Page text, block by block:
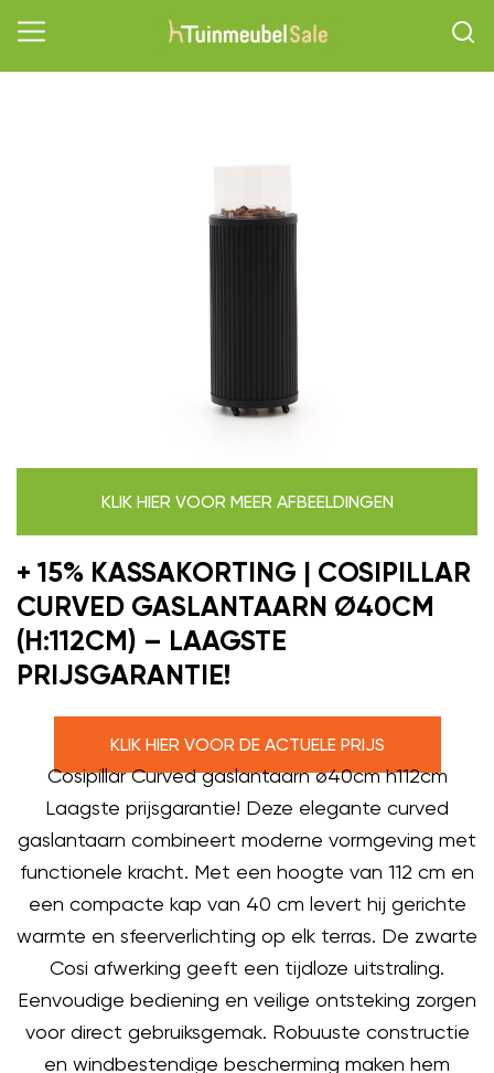
KLIK HIER VOOR MEER AFBEELDINGEN
+ 15% KASSAKORTING | COSIPILLAR
CURVED GASLANTAARN Ø40CM
(H:112CM) – LAAGSTE
PRIJSGARANTIE!
KLIK HIER VOOR DE ACTUELE PRIJS
Cosipillar Curved gaslantaarn ø40cm h112cm
Laagste prijsgarantie! Deze elegante curved
gaslantaarn combineert moderne vormgeving met
functionele kracht. Met een hoogte van 112 cm en
een compacte kap van 40 cm levert hij gerichte
warmte en sfeerverlichting op elk terras. De zwarte
Cosi afwerking geeft een tijdloze uitstraling.
Eenvoudige bediening en veilige ontsteking zorgen
voor direct gebruiksgemak. Robuuste constructie
en windbestendige bescherming maken hem